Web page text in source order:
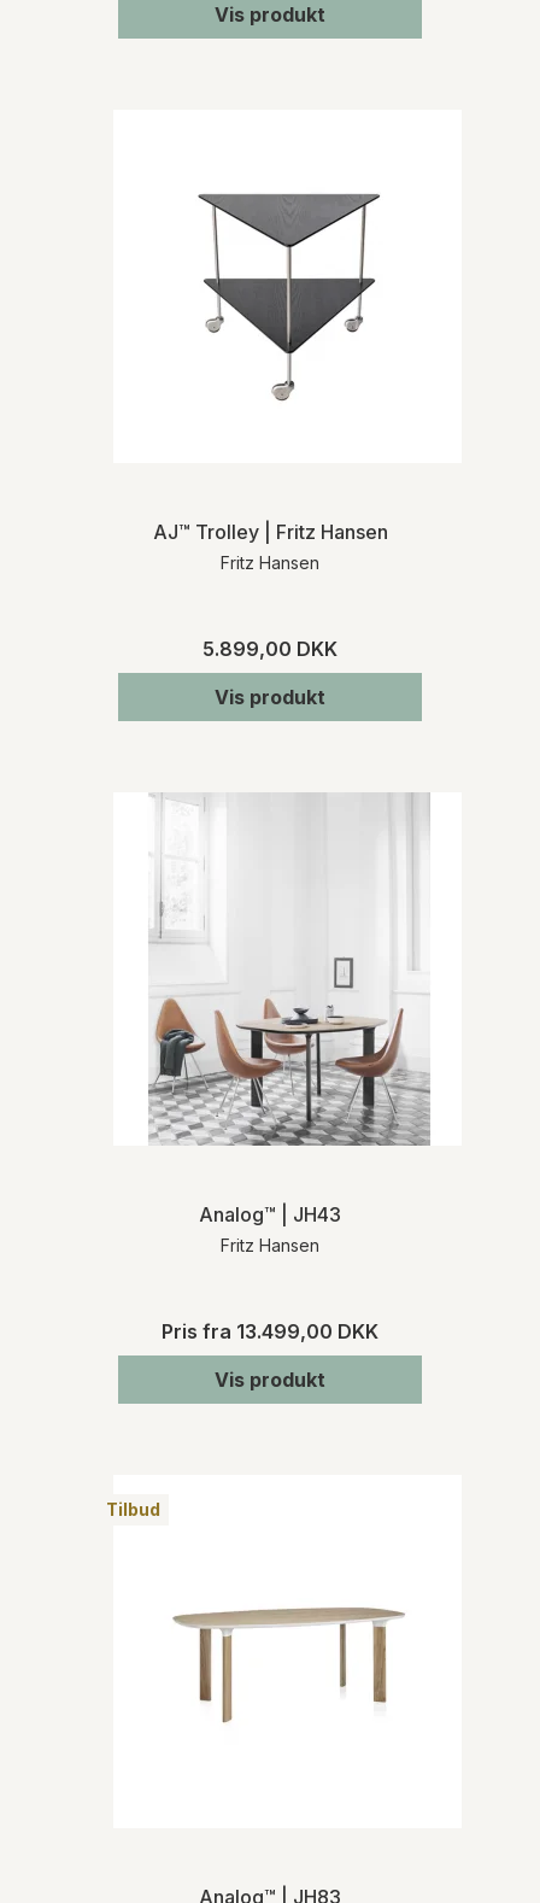
Vis produkt
AJ™ Trolley | Fritz Hansen
Fritz Hansen
5.899,00 DKK
Vis produkt
Analog™ | JH43
Fritz Hansen
Pris fra 13.499,00 DKK
Vis produkt
Tilbud
Analog™ | JH83